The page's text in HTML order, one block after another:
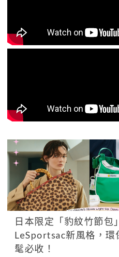
日本限定「豹紋竹節包
LeSportsac新風格，環
髦必收！